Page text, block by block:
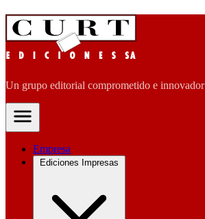
Un grupo editorial comprometido e innovador
Empresa
Ediciones Impresas